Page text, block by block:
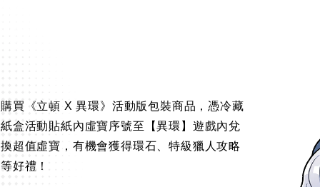
購買《立頓 X 異環》活動版包裝商品，憑冷藏
紙盒活動貼紙內虛寶序號至【異環】遊戲內兌
換超值虛寶，有機會獲得環石、特級獵人攻略
等好禮！